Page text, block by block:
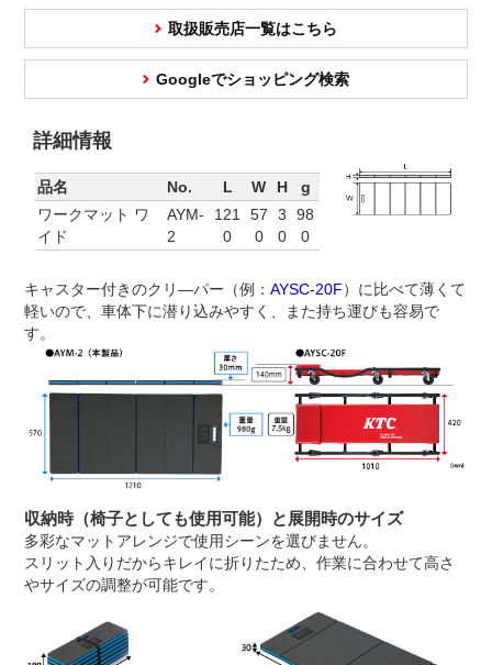
取扱販売店一覧はこちら
Googleでショッピング検索
詳細情報
品名 No. L W H
g
ワークマット ワ
イド
AYM-
2
121
0
57
0
3
0
98
0
キャスター付きのクリ―パー（例： AYSC-20F）に比べて薄くて
軽いので、車体下に潜り込みやすく、また持ち運びも容易で
す。
収納時（椅子としても使用可能）と展開時のサイズ
多彩なマットアレンジで使用シーンを選びません。
スリット入りだからキレイに折りたため、作業に合わせて高さ
やサイズの調整が可能です。